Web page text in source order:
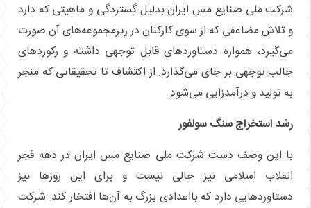
شرکت ملی صنایع مس ایران بدلیل گستردگی و ماهیتی که دارد
و تلاش مضاعفی که از سوی کارکنان در زیرمجموعه‌های آن صورت
می‌گیرد، همواره دستاورد‌های قابل توجهی داشته و رکورد‌های
جالب توجهی بر جای می‌گذارد. از اکتشاف تا تحقیقاتی که منجر
به تولید و درآمدزایی می‌شود.
رشد استخراج سنگ سولفور
با این وصف دست شرکت ملی صنایع مس ایران در دهه فجر
انقلاب اسلامی نیز خالی نیست و برای این روز‌ها نیز
دستاورد‌هایی دارد که بااعدادی بزرگ به آن‌ها افتخار کند. شرکت